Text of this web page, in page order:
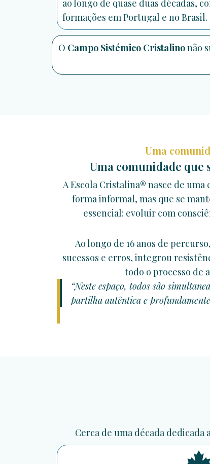
ao longo de quase duas décadas,
formações em Portugal e no Brasil.
O Campo Sistémico Cristalinonão
Uma
Uma comunidade que
A Escola Cristalina® nasce de
forma informal, mas que se
essencial: evoluir com
Ao longo de 16 anos de
sucessos e erros, integrou
todo o processo de
“Neste espaço, todos são
partilha autêntica e
Cerca de uma década